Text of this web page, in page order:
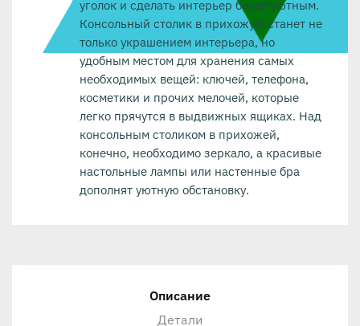
уголок и сделать интерьер более уютным.
Консольный столик в прихожую станет не
только украшением интерьера, но
удобным местом для хранения самых
необходимых вещей: ключей, телефона,
косметики и прочих мелочей, которые
легко прячутся в выдвижных ящиках. Над
консольным столиком в прихожей,
конечно, необходимо зеркало, а красивые
настольные лампы или настенные бра
дополнят уютную обстановку.
Описание
Детали